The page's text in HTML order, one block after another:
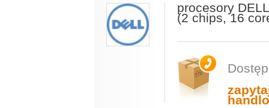
procesory
(2 chips, 16